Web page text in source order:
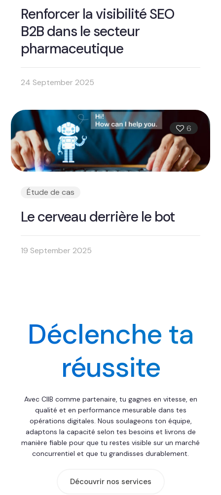
Renforcer la visibilité SEO
B2B dans le secteur
pharmaceutique
24 September 2025
6
Étude de cas
Le cerveau derrière le bot
19 September 2025
Déclenche ta
réussite
Avec CIIB comme partenaire, tu gagnes en vitesse, en
qualité et en performance mesurable dans tes
opérations digitales. Nous soulageons ton équipe,
adaptons la capacité selon tes besoins et livrons de
manière fiable pour que tu restes visible sur un marché
concurrentiel et que tu grandisses durablement.
Découvrir nos services